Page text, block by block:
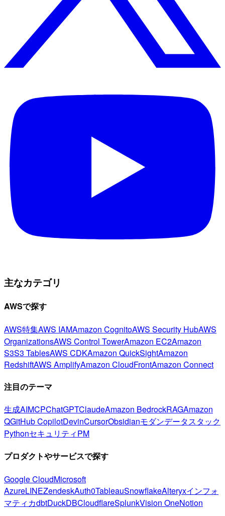
主なカテゴリ
AWSで探す
AWS特集AWS IAMAmazon CognitoAWS Security HubAWS
OrganizationsAWS Control TowerAmazon EC2Amazon
S3S3 TablesAWS CDKAmazon QuickSightAmazon
RedshiftAWS AmplifyAmazon CloudFrontAmazon Connect
注目のテーマ
生成AIMCPChatGPTClaudeAmazon BedrockRAGAmazon
QGitHub CopilotDevinCursorObsidianモダンデータスタック
PythonセキュリティPM
プロダクトやサービスで探す
Google CloudMicrosoft
AzureLINEZendeskAuth0TableauSnowflakeAlteryxインフォ
マティカdbtDuckDBCloudflareSplunkVision OneNotion